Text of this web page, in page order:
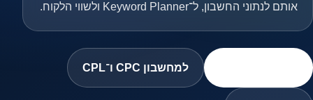
אותם לנתוני החשבון, ל־Keyword Planner ולשווי הלקוח.
למחשבון CPC ו־CPL